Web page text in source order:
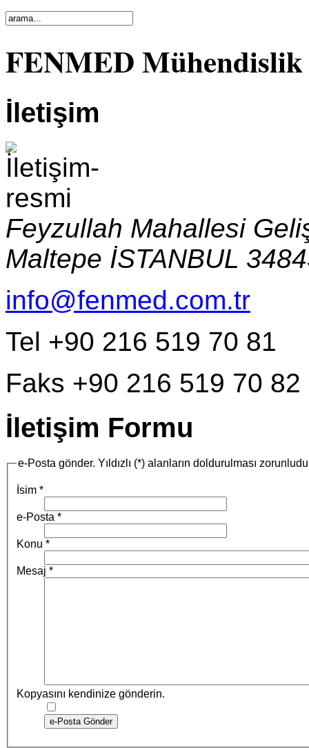
FENMED Mühendislik
İletişim
Feyzullah Mahallesi
Maltepe İSTANBUL
info@fenmed.com.tr
Tel +90 216 519 70 81
Faks +90 216 519 70 82
İletişim Formu
e-Posta gönder. Yıldızlı (*) alanların doldurulması
İsim *
e-Posta *
Konu *
Mesaj *
Kopyasını kendinize gönderin.
e-Posta Gönder